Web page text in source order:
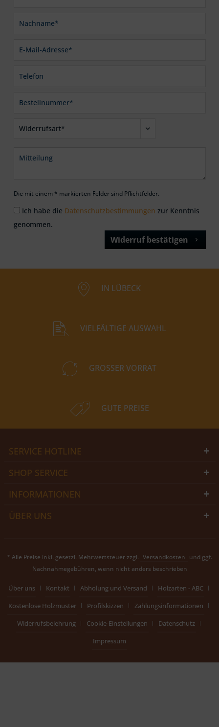
Die mit einem * markierten Felder sind Pflichtfelder.
Ich habe die Datenschutzbestimmungen zur Kenntnis
genommen.
Widerruf bestätigen
IN LÜBECK
VIELFÄLTIGE AUSWAHL
GROSSER VORRAT
GUTE PREISE
SERVICE HOTLINE
SHOP SERVICE
INFORMATIONEN
ÜBER UNS
* Alle Preise inkl. gesetzl. Mehrwertsteuer zzgl. Versandkosten und ggf.
Nachnahmegebühren, wenn nicht anders beschrieben
Über uns Kontakt Abholung und Versand
Holzarten - ABC
Kostenlose Holzmuster
Profilskizzen
Zahlungsinformationen
Widerrufsbelehrung
Cookie-Einstellungen
Datenschutz
Impressum